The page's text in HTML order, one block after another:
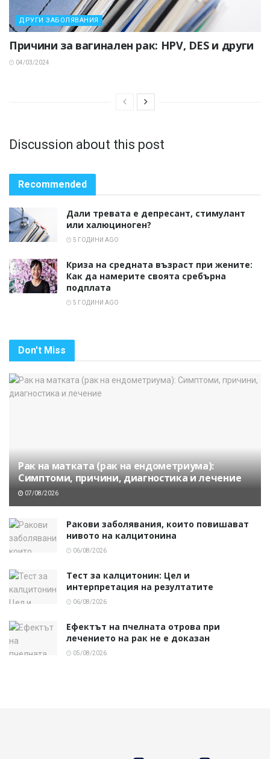
ДРУГИ ЗАБОЛЯВАНИЯ
Причини за вагинален рак: HPV, DES и други
04/03/2024
Discussion about this post
Recommended
Дали тревата е депресант, стимулант
или халюциноген?
5 ГОДИНИ AGO
Криза на средната възраст при жените:
Как да намерите своята сребърна
подплата
5 ГОДИНИ AGO
Don't Miss
Рак на матката (рак на ендометриума):
Симптоми, причини, диагностика и лечение
07/08/2026
Ракови заболявания, които повишават
нивото на калцитонина
06/08/2026
Тест за калцитонин: Цел и
интерпретация на резултатите
06/08/2026
Ефектът на пчелната отрова при
лечението на рак не е доказан
05/08/2026